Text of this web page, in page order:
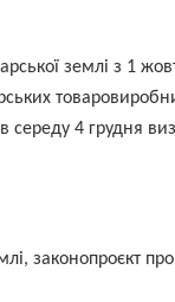
землі з 1
4 грудня
законопроєкт